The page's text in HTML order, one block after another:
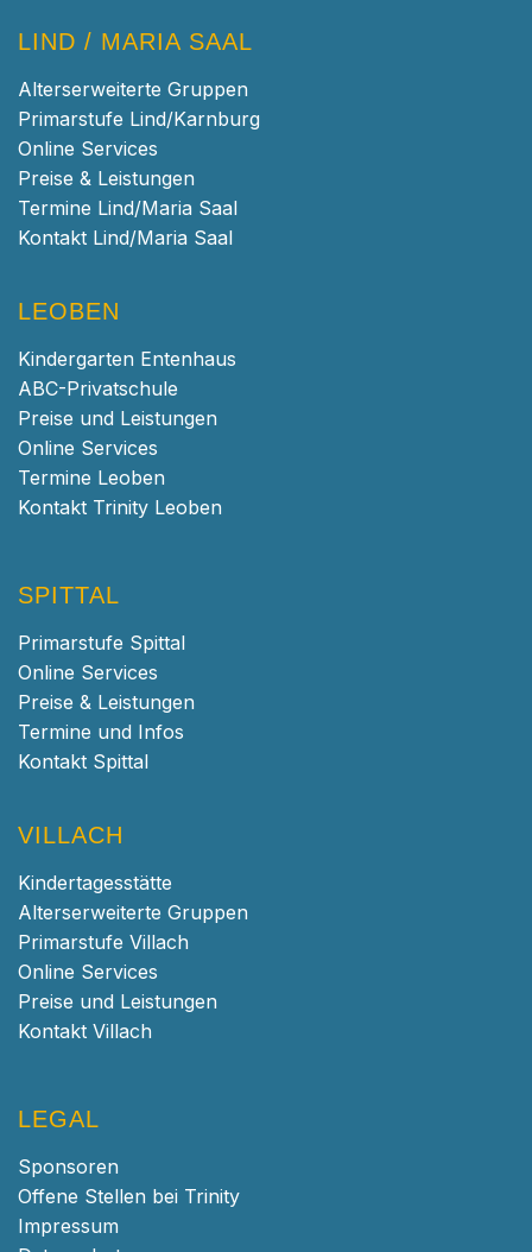
LIND / MARIA SAAL
Alterserweiterte Gruppen
Primarstufe Lind/Karnburg
Online Services
Preise & Leistungen
Termine Lind/Maria Saal
Kontakt Lind/Maria Saal
LEOBEN
Kindergarten Entenhaus
ABC-Privatschule
Preise und Leistungen
Online Services
Termine Leoben
Kontakt Trinity Leoben
SPITTAL
Primarstufe Spittal
Online Services
Preise & Leistungen
Termine und Infos
Kontakt Spittal
VILLACH
Kindertagesstätte
Alterserweiterte Gruppen
Primarstufe Villach
Online Services
Preise und Leistungen
Kontakt Villach
LEGAL
Sponsoren
Offene Stellen bei Trinity
Impressum